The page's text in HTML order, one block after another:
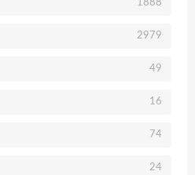
1888
2979
49
16
74
24